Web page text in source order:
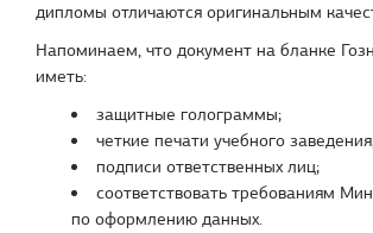
дипломы отличаются оригинальным
Напоминаем, что документ на бланке
иметь:
защитные голограммы;
четкие печати учебного
подписи ответственных лиц;
соответствовать требованиям
по оформлению данных.